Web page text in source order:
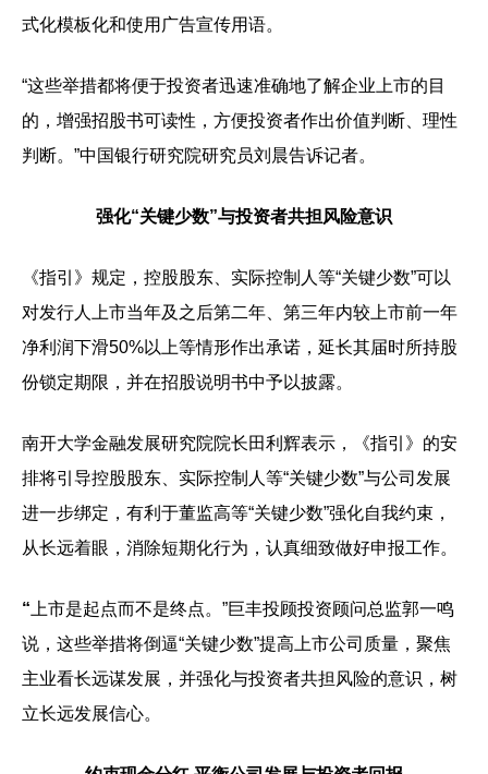
式化模板化和使用广告宣传用语。
“这些举措都将便于投资者迅速准确地了解企业上市的目
的，增强招股书可读性，方便投资者作出价值判断、理性
判断。”中国银行研究院研究员刘晨告诉记者。
强化“关键少数”与投资者共担风险意识
《指引》规定，控股股东、实际控制人等“关键少数”可以
对发行人上市当年及之后第二年、第三年内较上市前一年
净利润下滑50%以上等情形作出承诺，延长其届时所持股
份锁定期限，并在招股说明书中予以披露。
南开大学金融发展研究院院长田利辉表示，《指引》的安
排将引导控股股东、实际控制人等“关键少数”与公司发展
进一步绑定，有利于董监高等“关键少数”强化自我约束，
从长远着眼，消除短期化行为，认真细致做好申报工作。
“ 上市是起点而不是终点。”巨丰投顾投资顾问总监郭一鸣
说，这些举措将倒逼“关键少数”提高上市公司质量，聚焦
主业看长远谋发展，并强化与投资者共担风险的意识，树
立长远发展信心。